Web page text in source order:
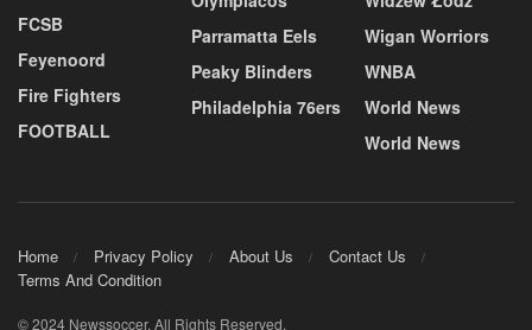
FCSB
Feyenoord
Fire Fighters
FOOTBALL
Parramatta Eels
Peaky Blinders
Philadelphia 76ers
Wigan Worriors
WNBA
World News
World News
Home Privacy Policy About Us
Contact Us
Terms And Condition
© 2024 Newssoccer. All Rights Reserved.